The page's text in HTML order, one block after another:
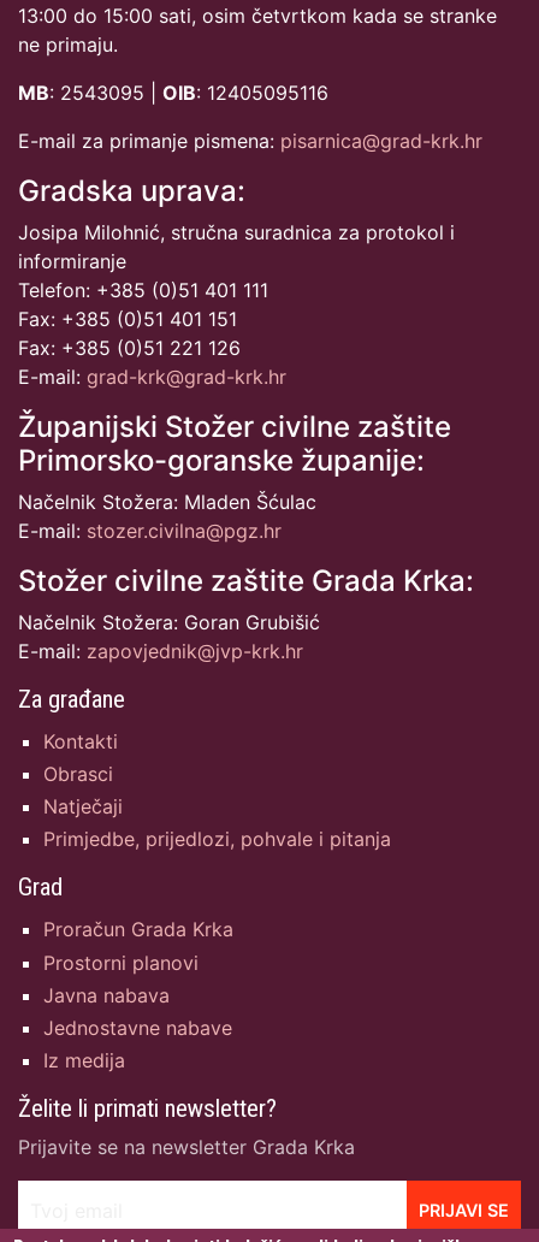
13:00 do 15:00 sati, osim četvrtkom kada se stranke
ne primaju.
MB: 2543095 | OIB: 12405095116
E-mail za primanje pismena: pisarnica@grad-krk.hr
Gradska uprava:
Josipa Milohnić, stručna suradnica za protokol i
informiranje
Telefon: +385 (0)51 401 111
Fax: +385 (0)51 401 151
Fax: +385 (0)51 221 126
E-mail: grad-krk@grad-krk.hr
Županijski Stožer civilne zaštite
Primorsko-goranske županije:
Načelnik Stožera: Mladen Šćulac
E-mail: stozer.civilna@pgz.hr
Stožer civilne zaštite Grada Krka:
Načelnik Stožera: Goran Grubišić
E-mail: zapovjednik@jvp-krk.hr
Za građane
Kontakti
Obrasci
Natječaji
Primjedbe, prijedlozi, pohvale i pitanja
Grad
Proračun Grada Krka
Prostorni planovi
Javna nabava
Jednostavne nabave
Iz medija
Želite li primati newsletter?
Prijavite se na newsletter Grada Krka
PRIJAVI SE